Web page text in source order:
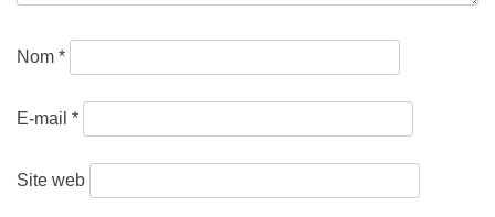
Nom *
E-mail *
Site web